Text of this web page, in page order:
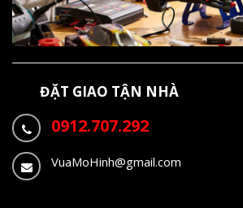
ĐẶT GIAO TẬN NHÀ
0912.707.292
VuaMoHinh@gmail.com